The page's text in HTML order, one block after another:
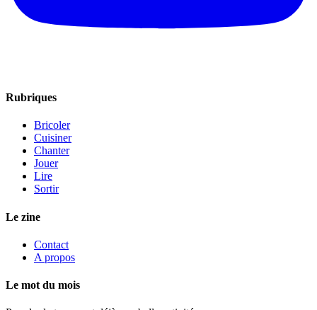
Rubriques
Bricoler
Cuisiner
Chanter
Jouer
Lire
Sortir
Le zine
Contact
A propos
Le mot du mois